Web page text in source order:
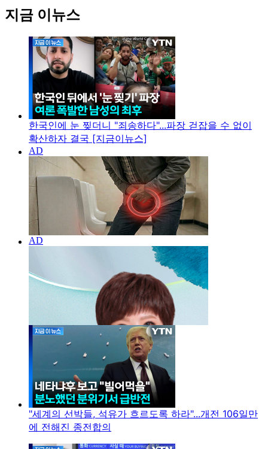
지금 이뉴스
한국인에 눈 찢더니 "죄송하다"...파장 걷잡을 수 없이
확산하자 결국 [지금이뉴스]
"세계의 선박들, 석유가 흐르도록 하라"...개전 106일만
에 전해진 종전합의